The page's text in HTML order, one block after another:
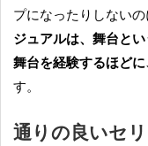
プになったりしないの
ジュアルは、舞台と
舞台を経験するほど
す。
通りの良いセ